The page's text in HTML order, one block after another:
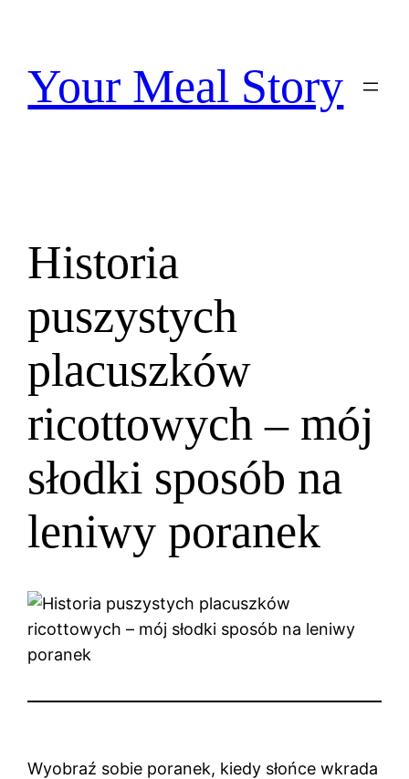
treściYour Meal Story
Historia
puszystych
placuszków
ricottowych – mój
słodki sposób na
leniwy poranek
Wyobraź sobie poranek, kiedy słońce wkrada